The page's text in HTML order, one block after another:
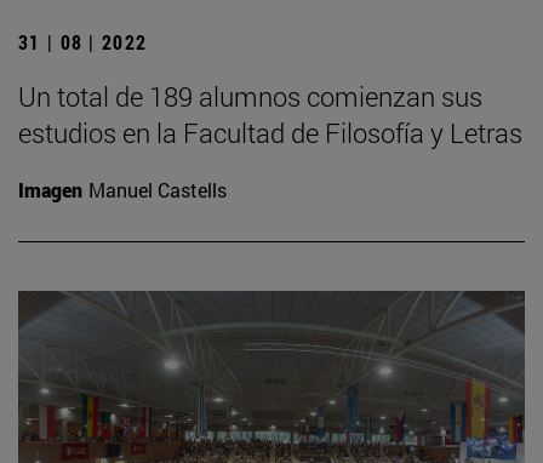
31 | 08 | 2022
Un total de 189 alumnos comienzan sus
estudios en la Facultad de Filosofía y Letras
Imagen Manuel Castells